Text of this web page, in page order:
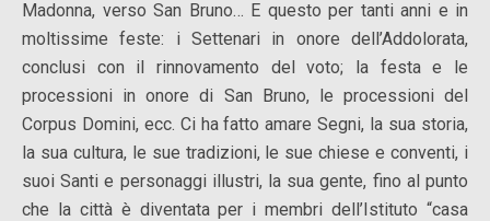
Madonna, verso San Bruno… E questo per tanti anni e in
moltissime feste: i Settenari in onore dell’Addolorata,
conclusi con il rinnovamento del voto; la festa e le
processioni in onore di San Bruno, le processioni del
Corpus Domini, ecc. Ci ha fatto amare Segni, la sua storia,
la sua cultura, le sue tradizioni, le sue chiese e conventi, i
suoi Santi e personaggi illustri, la sua gente, fino al punto
che la città è diventata per i membri dell’Istituto “casa